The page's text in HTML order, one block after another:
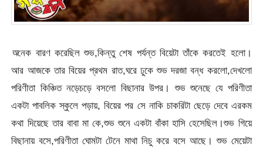
অনেক বারণ করেছিল শুভ,কিন্তু শেষ পর্যন্ত বিয়েটা তাঁকে করতেই হলো।
আর আজকে তার বিয়ের প্রথম রাত,ঘরে ঢুকে শুভ দরজা বন্ধ করলো,দেখলো
পরিণীতা কিঞ্চিত নড়েচড়ে বসলো বিছানার উপর। শুভ শুনেছে যে পরিণীতা
একটা পাবলিক স্কুলে পড়ায়, বিয়ের পর সে নাকি চাকরিটা ছেড়ে দেবে এরকম
কথা দিয়েছে তার বাবা মা কে,শুভ শুনে একটা বাঁকা হাসি হেসেছিল।শুভ গিয়ে
বিছানায় বসে,পরিণীতা ঘোমটা টেনে মাথা নিচু করে বসে আছে। শুভ মেয়েটা